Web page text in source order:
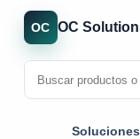
OC OC
Soluciones